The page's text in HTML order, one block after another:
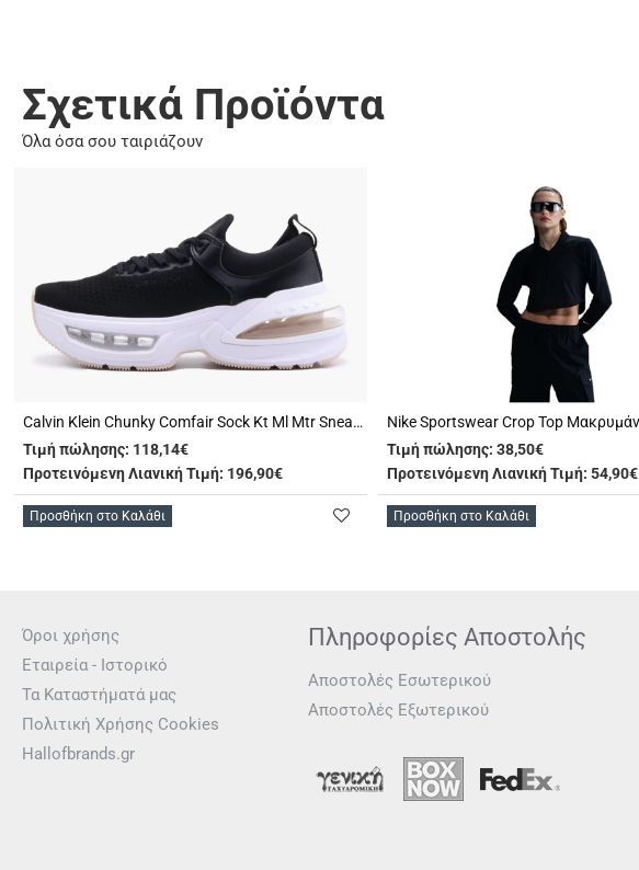
Σχετικά Προϊόντα
Όλα όσα σου ταιριάζουν
Calvin Klein Chunky Comfair Sock Kt Ml Mtr Sneakers (YW0YW01486 0GN)
Τιμή πώλησης: 118,14€
Προτεινόμενη Λιανική Τιμή: 196,90€
Προσθήκη στο Καλάθι
Τιμή πώλησης: 38,50€
Προτεινόμενη Λιανική Τιμή: 54,90€
Προσθήκη στο Καλάθι
Όροι χρήσης
Εταιρεία - Ιστορικό
Τα Καταστήματά μας
Πολιτική Χρήσης Cookies
Hallofbrands.gr
Πληροφορίες Αποστολής
Αποστολές Εσωτερικού
Αποστολές Εξωτερικού